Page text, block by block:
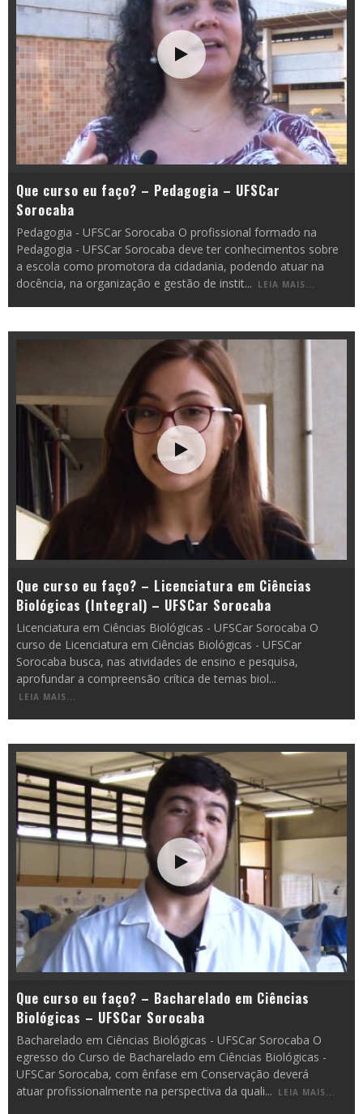
Que curso eu faço? – Pedagogia – UFSCar
Sorocaba
Pedagogia - UFSCar Sorocaba O profissional formado na
Pedagogia - UFSCar Sorocaba deve ter conhecimentos sobre
a escola como promotora da cidadania, podendo atuar na
docência, na organização e gestão de instit... LEIA MAIS...
Que curso eu faço? – Licenciatura em Ciências
Biológicas (Integral) – UFSCar Sorocaba
Licenciatura em Ciências Biológicas - UFSCar Sorocaba O
curso de Licenciatura em Ciências Biológicas - UFSCar
Sorocaba busca, nas atividades de ensino e pesquisa,
aprofundar a compreensão crítica de temas biol...
LEIA MAIS...
Que curso eu faço? – Bacharelado em Ciências
Biológicas – UFSCar Sorocaba
Bacharelado em Ciências Biológicas - UFSCar Sorocaba O
egresso do Curso de Bacharelado em Ciências Biológicas -
UFSCar Sorocaba, com ênfase em Conservação deverá
atuar profissionalmente na perspectiva da quali... LEIA MAIS...